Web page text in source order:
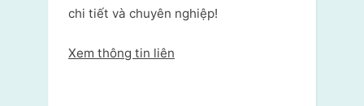
chi tiết và chuyên nghiệp!
Xem thông tin liên